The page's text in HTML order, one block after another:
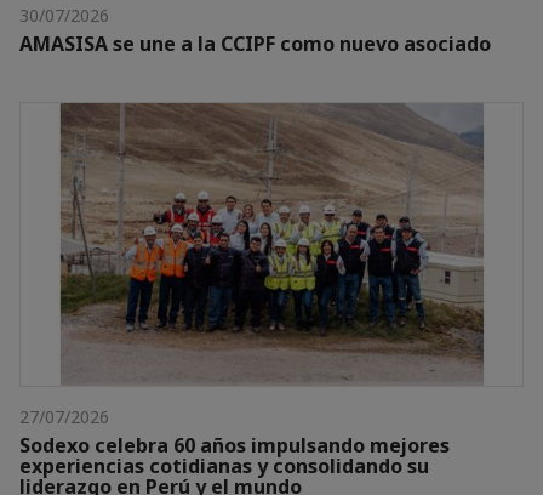
30/07/2026
AMASISA se une a la CCIPF como nuevo asociado
27/07/2026
Sodexo celebra 60 años impulsando mejores
experiencias cotidianas y consolidando su
liderazgo en Perú y el mundo